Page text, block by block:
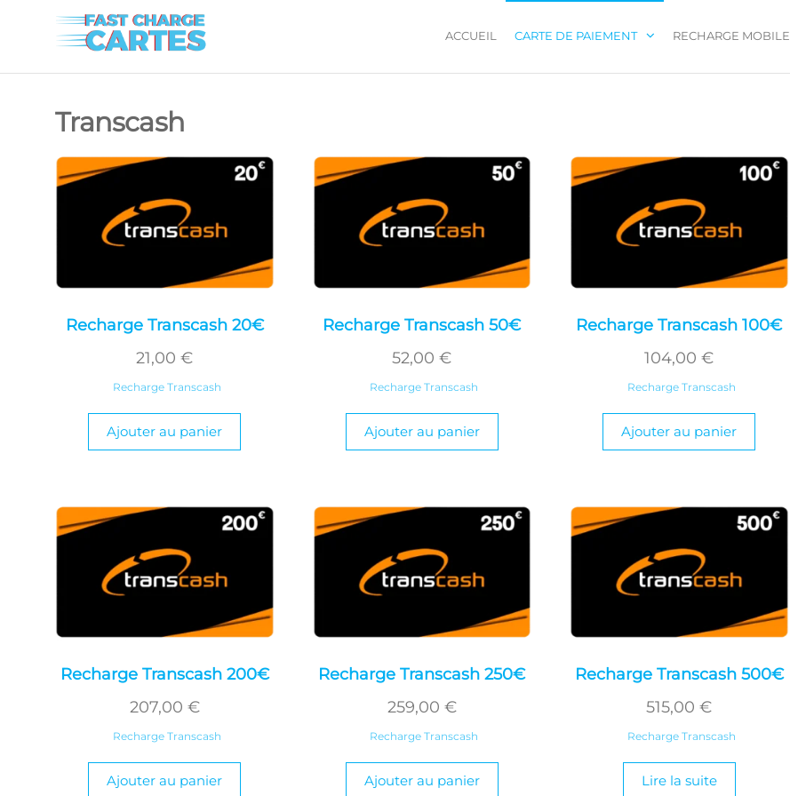
Charge
ACCUEIL CARTE DE PAIEMENT RECHARGE MOBILE
Transcash
Recharge Transcash 20€
21,00€
Recharge Transcash
Ajouter au panier
Recharge Transcash 50€
52,00€
Recharge Transcash
Ajouter au panier
Recharge Transcash 100€
104,00€
Recharge Transcash
Ajouter au panier
Recharge Transcash 200€
207,00 €
Recharge Transcash
Ajouter au panier
Recharge Transcash 250€
259,00 €
Recharge Transcash
Ajouter au panier
Recharge Transcash 500€
515,00€
Recharge Transcash
Lire la suite